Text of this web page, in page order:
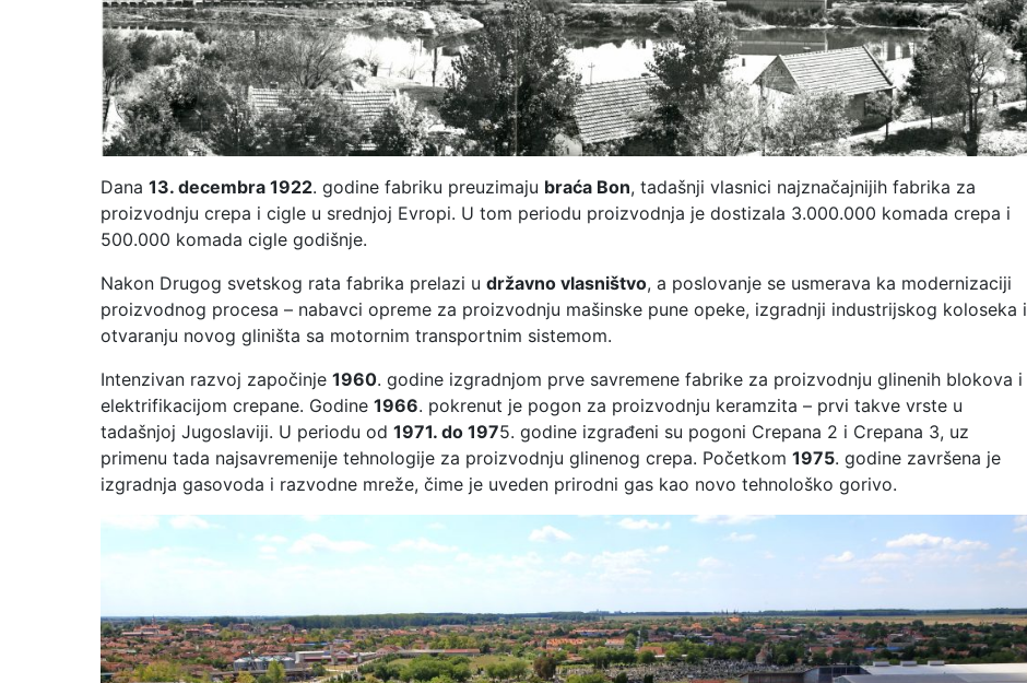
Dana 13. decembra 1922. godine fabriku preuzimaju braća Bon, tadašnji vlasnici najznačajnijih fabrika za
proizvodnju crepa i cigle u srednjoj Evropi. U tom periodu proizvodnja je dostizala 3.000.000 komada crepa i
500.000 komada cigle godišnje.
Nakon Drugog svetskog rata fabrika prelazi u državno vlasništvo, a poslovanje se usmerava ka modernizaciji
proizvodnog procesa – nabavci opreme za proizvodnju mašinske pune opeke, izgradnji industrijskog koloseka i
otvaranju novog gliništa sa motornim transportnim sistemom.
Intenzivan razvoj započinje 1960. godine izgradnjom prve savremene fabrike za proizvodnju glinenih blokova i
elektrifikacijom crepane. Godine 1966. pokrenut je pogon za proizvodnju keramzita – prvi takve vrste u
tadašnjoj Jugoslaviji. U periodu od 1971. do 1975. godine izgrađeni su pogoni Crepana 2 i Crepana 3, uz
primenu tada najsavremenije tehnologije za proizvodnju glinenog crepa. Početkom 1975. godine završena je
izgradnja gasovoda i razvodne mreže, čime je uveden prirodni gas kao novo tehnološko gorivo.